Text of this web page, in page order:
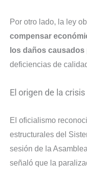
Por otro lado, la ley
compensar
los daños
deficiencias de
El origen de la crisis
El oficialismo
estructurales del
sesión de la
señaló que la